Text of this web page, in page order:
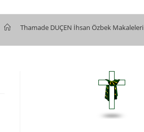
Thamade DUÇEN İhsan Özbek Makaleleri